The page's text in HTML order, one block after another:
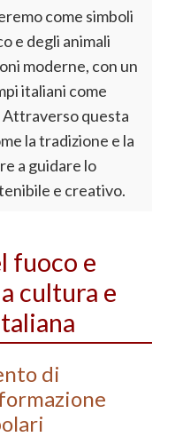
come simboli
e degli animali
moderne, con un
italiani come
Attraverso questa
la tradizione e la
a guidare lo
e creativo.
fuoco e
cultura e
di